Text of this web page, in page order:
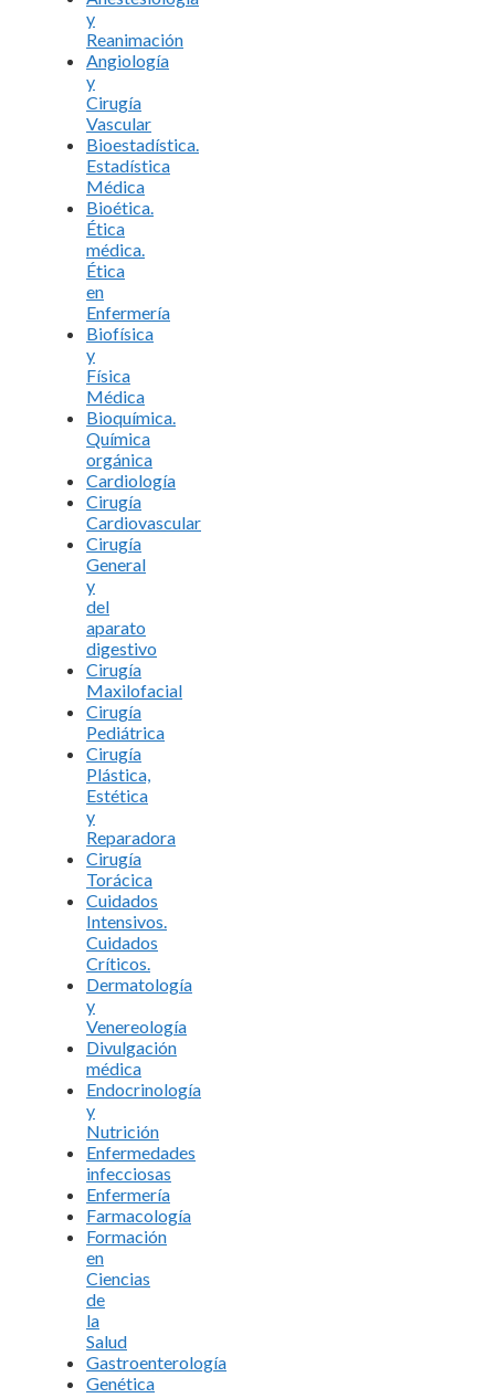
y
Reanimación
Angiología
y
Cirugía
Vascular
Bioestadística.
Estadística
Médica
Bioética.
Ética
médica.
Ética
en
Enfermería
Biofísica
y
Física
Médica
Bioquímica.
Química
orgánica
Cardiología
Cirugía
Cardiovascular
Cirugía
General
y
del
aparato
digestivo
Cirugía
Maxilofacial
Cirugía
Pediátrica
Cirugía
Plástica,
Estética
y
Reparadora
Cirugía
Torácica
Cuidados
Intensivos.
Cuidados
Críticos.
Dermatología
y
Venereología
Divulgación
médica
Endocrinología
y
Nutrición
Enfermedades
infecciosas
Enfermería
Farmacología
Formación
en
Ciencias
de
la
Salud
Gastroenterología
Genética